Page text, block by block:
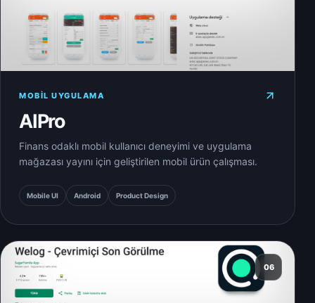
MOBIL UYGULAMA
AIPro
Finans odaklı mobil kullanıcı deneyimi ve uygulama
mağazası yayını için geliştirilen mobil ürün çalışması.
Mobile UI Android Product Design
06